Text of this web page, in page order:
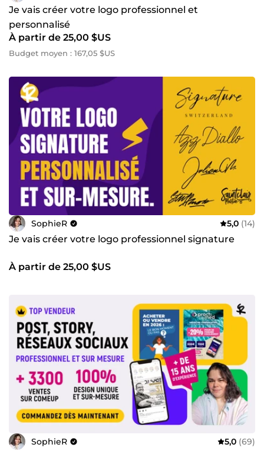
Je vais créer votre logo professionnel et
personnalisé
À partir de 25,00 $US
Budget moyen : 167,05 $US
SophieR 5,0 (14)
Je vais créer votre logo professionnel signature
À partir de 25,00 $US
SophieR 5,0 (69)